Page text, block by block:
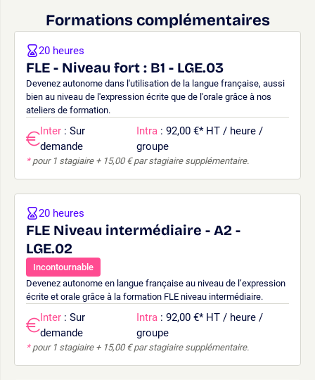
Formations complémentaires
FLE - Niveau fort : B1 - LGE.03
Devenez autonome dans l'utilisation de la langue française, aussi
bien au niveau de l'expression écrite que de l'orale grâce à nos
ateliers de formation.
20 heures
Inter : Sur
demande
Intra : 92,00 €*HT / heure /
groupe
*pour 1 stagiaire + 15,00 € par stagiaire supplémentaire.
FLE Niveau intermédiaire - A2 -
LGE.02
Incontournable
Devenez autonome en langue française au niveau de l’expression
écrite et orale grâce à la formation FLE niveau intermédiaire.
20 heures
Inter : Sur
demande
Intra : 92,00 €*HT / heure /
groupe
*pour 1 stagiaire + 15,00 € par stagiaire supplémentaire.